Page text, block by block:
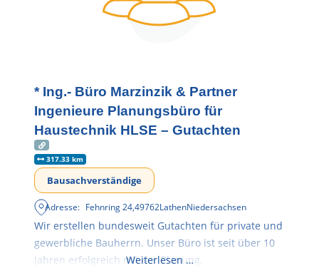
* Ing.- Büro Marzinzik & Partner
Ingenieure Planungsbüro für
Haustechnik HLSE – Gutachten
317.33 km
Bausachverständige
Adresse: Fehnring 24,49762LathenNiedersachsen
Wir erstellen bundesweit Gutachten für private und
gewerbliche Bauherrn. Unser Büro ist seit über 10
Jahren erfolgreich mit der Planung,
Weiterlesen …